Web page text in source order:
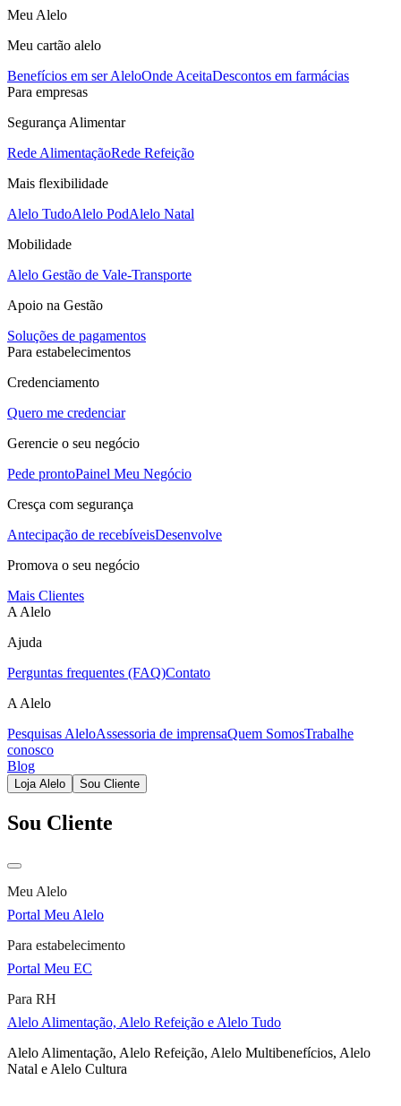
Meu Alelo
Meu cartão alelo
Benefícios em ser AleloOnde AceitaDescontos em farmácias
Para empresas
Segurança Alimentar
Rede AlimentaçãoRede Refeição
Mais flexibilidade
Alelo TudoAlelo PodAlelo Natal
Mobilidade
Alelo Gestão de Vale-Transporte
Apoio na Gestão
Soluções de pagamentos
Para estabelecimentos
Credenciamento
Quero me credenciar
Gerencie o seu negócio
Pede prontoPainel Meu Negócio
Cresça com segurança
Antecipação de recebíveisDesenvolve
Promova o seu negócio
Mais Clientes
A Alelo
Ajuda
Perguntas frequentes (FAQ)Contato
A Alelo
Pesquisas AleloAssessoria de imprensaQuem SomosTrabalhe
conosco
Blog
Loja Alelo Sou Cliente
Sou Cliente
Meu Alelo
Portal Meu Alelo
Para estabelecimento
Portal Meu EC
Para RH
Alelo Alimentação, Alelo Refeição e Alelo Tudo
Alelo Alimentação, Alelo Refeição, Alelo Multibenefícios, Alelo
Natal e Alelo Cultura